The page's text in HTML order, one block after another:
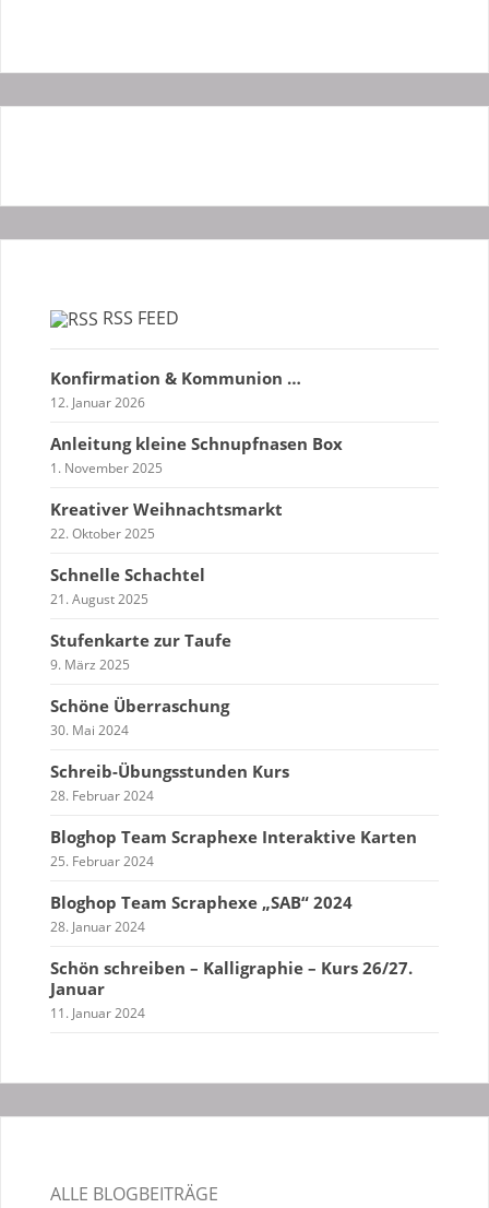
RSS FEED
Konfirmation & Kommunion …
12. Januar 2026
Anleitung kleine Schnupfnasen Box
1. November 2025
Kreativer Weihnachtsmarkt
22. Oktober 2025
Schnelle Schachtel
21. August 2025
Stufenkarte zur Taufe
9. März 2025
Schöne Überraschung
30. Mai 2024
Schreib-Übungsstunden Kurs
28. Februar 2024
Bloghop Team Scraphexe Interaktive Karten
25. Februar 2024
Bloghop Team Scraphexe „SAB“ 2024
28. Januar 2024
Schön schreiben – Kalligraphie – Kurs 26/27.
Januar
11. Januar 2024
ALLE BLOGBEITRÄGE